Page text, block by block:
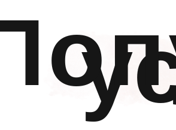
Мы ценим каждого клиента и делаем всё возможное,
чтобы вы уходили от нас с улыбкой и желанием
вернуться снова!
ПОДРОБНЕЕ